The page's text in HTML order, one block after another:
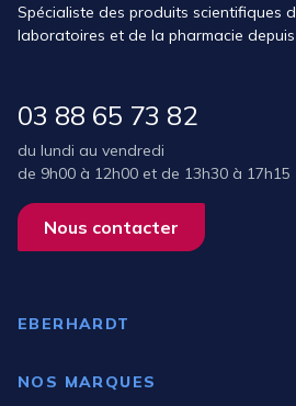
Spécialiste des produits scientifiques
laboratoires et de la pharmacie depuis
03 88 65 73 82
du lundi au vendredi
de 9h00 à 12h00 et de 13h30 à 17h15
Nous contacter
EBERHARDT
NOS MARQUES